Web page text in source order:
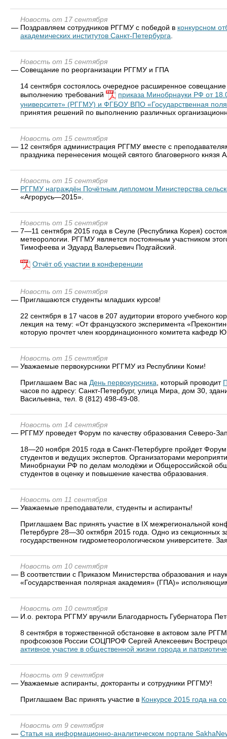
Новость от 17 сентября
— Поздравляем сотрудников РГГМУ с победой в конкурсном
академических институтов Санкт-Петербурга
Новость от 15 сентября
— Совещание по реорганизации РГГМУ и ГПА
14 сентября состоялось очередное расширенное
выполнению требований
приказа Минобрнауки РФ от
университет» (РГГМУ) и ФГБОУ ВПО «Государственная
принятия решений по выполнению различных
Новость от 15 сентября
— 12 сентября администрация РГГМУ вместе с
праздника перенесения мощей святого благоверного князя
Новость от 15 сентября
— РГГМУ награждён Почётным дипломом Министерства
«Агрорусь—2015».
Новость от 15 сентября
— 7—11 сентября 2015 года в Сеуле (Республика Корея)
метеорологии. РГГМУ является постоянным участником
Тимофеева и Эдуард Валерьевич Подгайский.
Отчёт об участии в конференции
Новость от 15 сентября
— Приглашаются студенты младших курсов!
22 сентября в 17 часов в 207 аудитории второго учебного
лекция на тему: «От французского эксперимента
которую прочтет член координационного комитета
Новость от 15 сентября
— Уважаемые первокурсники РГГМУ из Республики Коми!
Приглашаем Вас на День первокурсника , который проводит
часов по адресу: Санкт-Петербург, улица Мира, дом 30,
Васильевна, тел. 8 (812) 498-49-08.
Новость от 14 сентября
— РГГМУ проведет Форум по качеству образования Северо-
18—20 ноября 2015 года в Санкт-Петербурге пройдет
студентов и ведущих экспертов. Организаторами
Минобрнауки РФ по делам молодёжи и Общероссийской
студентов в оценку и повышение качества образования.
Новость от 11 сентября
— Уважаемые преподаватели, студенты и аспиранты!
Приглашаем Вас принять участие в IX межрегиональной
Петербурге 28—30 октября 2015 года. Одно из секционных
государственном гидрометеорологическом университете.
Новость от 10 сентября
— В соответствии с Приказом Министерства образования и
«Государственная полярная академия» (ГПА)»
Новость от 10 сентября
— И.о. ректора РГГМУ вручили Благодарность Губернатора
8 сентября в торжественной обстановке в актовом зале
профсоюзов России СОЦПРОФ Сергей Алексеевич
активное участие в общественной жизни города и
Новость от 9 сентября
— Уважаемые аспиранты, докторанты и сотрудники РГГМУ!
Приглашаем Вас принять участие в Конкурсе 2015 года на
Новость от 9 сентября
— Статья на информационно-аналитическом портале